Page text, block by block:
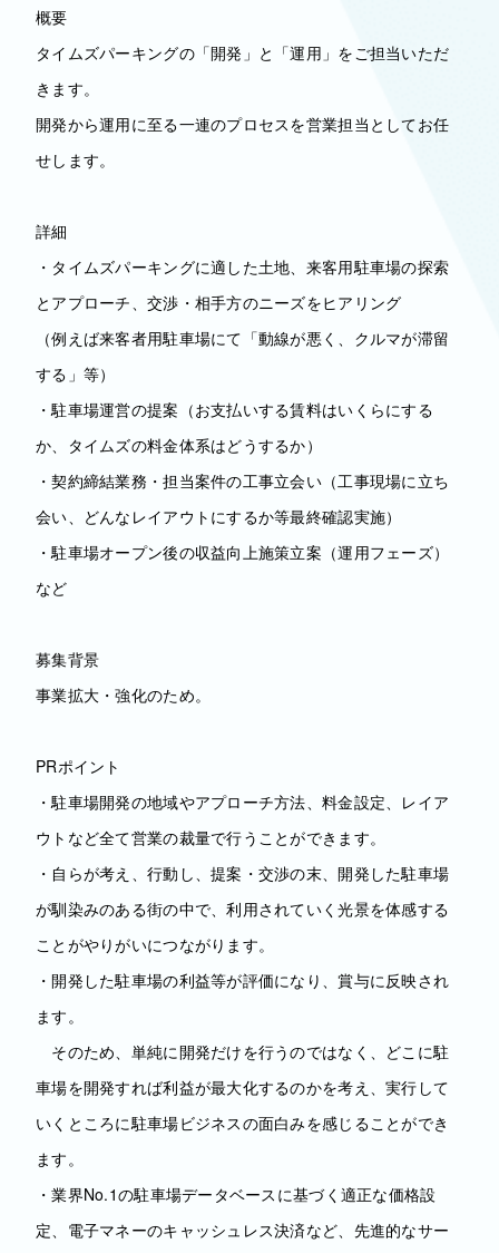
概要
タイムズパーキングの「開発」と「運用」をご担当いただ
きます。
開発から運用に至る一連のプロセスを営業担当としてお任
せします。
詳細
・タイムズパーキングに適した土地、来客用駐車場の探索
とアプローチ、交渉・相手方のニーズをヒアリング
（例えば来客者用駐車場にて「動線が悪く、クルマが滞留
する」等）
・駐車場運営の提案（お支払いする賃料はいくらにする
か、タイムズの料金体系はどうするか）
・契約締結業務・担当案件の工事立会い（工事現場に立ち
会い、どんなレイアウトにするか等最終確認実施）
・駐車場オープン後の収益向上施策立案（運用フェーズ）
など
募集背景
事業拡大・強化のため。
PRポイント
・駐車場開発の地域やアプローチ方法、料金設定、レイア
ウトなど全て営業の裁量で行うことができます。
・自らが考え、行動し、提案・交渉の末、開発した駐車場
が馴染みのある街の中で、利用されていく光景を体感する
ことがやりがいにつながります。
・開発した駐車場の利益等が評価になり、賞与に反映され
ます。
そのため、単純に開発だけを行うのではなく、どこに駐
車場を開発すれば利益が最大化するのかを考え、実行して
いくところに駐車場ビジネスの面白みを感じることができ
ます。
・業界No.1の駐車場データベースに基づく適正な価格設
定、電子マネーのキャッシュレス決済など、先進的なサー